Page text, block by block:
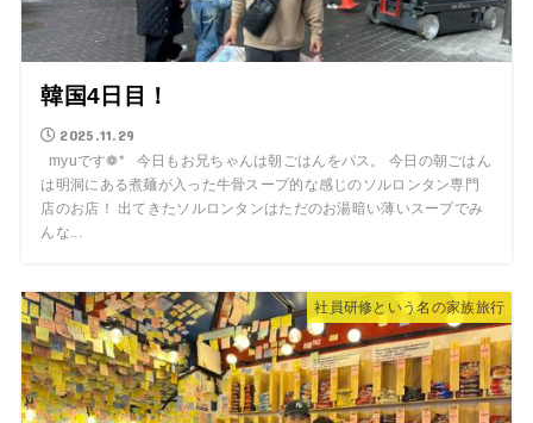
韓国4日目！
2025.11.29
myuです❁* 今日もお兄ちゃんは朝ごはんをパス。 今日の朝ごはん
は明洞にある煮麺が入った牛骨スープ的な感じのソルロンタン専門
店のお店！ 出てきたソルロンタンはただのお湯暗い薄いスープでみ
んな...
社員研修という名の家族旅行